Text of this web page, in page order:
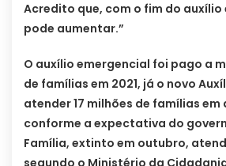
Acredito que, com o fim do auxílio
pode aumentar.”
O auxílio emergencial foi pago a
de famílias em 2021, já o novo
atender 17 milhões de famílias em
conforme a expectativa do
Família, extinto em outubro,